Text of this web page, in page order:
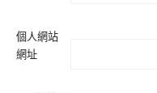
個人網站
網址